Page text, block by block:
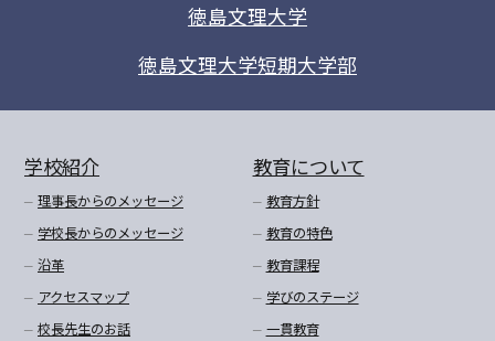
徳島文理大学
徳島文理大学短期大学部
学校紹介
理事長からのメッセージ
学校長からのメッセージ
沿革
アクセスマップ
校長先生のお話
教育について
教育方針
教育の特色
教育課程
学びのステージ
一貫教育